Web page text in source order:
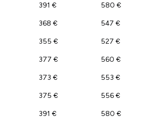
391 € 580 €
368 € 547 €
355 € 527 €
377 € 560 €
373 € 553 €
375 € 556 €
391 € 580 €